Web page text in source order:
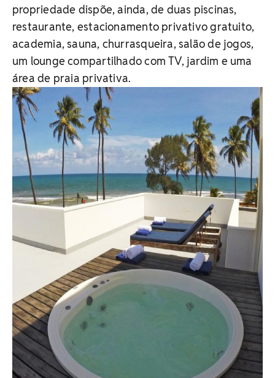
propriedade dispõe, ainda, de duas piscinas,
restaurante, estacionamento privativo gratuito,
academia, sauna, churrasqueira, salão de jogos,
um lounge compartilhado com TV, jardim e uma
área de praia privativa.